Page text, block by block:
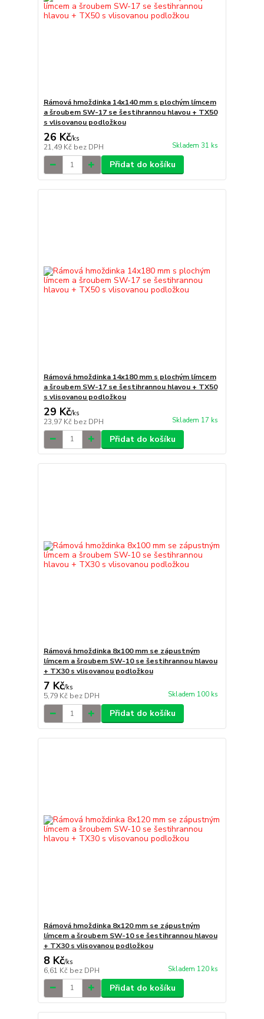
Rámová hmoždinka 14x140 mm s plochým límcem
a šroubem SW-17 se šestihrannou hlavou + TX50
s vlisovanou podložkou
26 Kč/ks
21,49 Kč bez DPH Skladem 31 ks
Přidat do košíku
Rámová hmoždinka 14x180 mm s plochým límcem
a šroubem SW-17 se šestihrannou hlavou + TX50
s vlisovanou podložkou
29 Kč/ks
23,97 Kč bez DPH Skladem 17 ks
Přidat do košíku
Rámová hmoždinka 8x100 mm se zápustným
límcem a šroubem SW-10 se šestihrannou hlavou
+ TX30 s vlisovanou podložkou
7 Kč/ks
5,79 Kč bez DPH Skladem 100 ks
Přidat do košíku
Rámová hmoždinka 8x120 mm se zápustným
límcem a šroubem SW-10 se šestihrannou hlavou
+ TX30 s vlisovanou podložkou
8 Kč/ks
6,61 Kč bez DPH Skladem 120 ks
Přidat do košíku